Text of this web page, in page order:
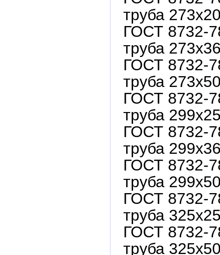
труба
ГОСТ 8732-
труба
ГОСТ 8732-
труба
ГОСТ 8732-
труба
ГОСТ 8732-
труба
ГОСТ 8732-
труба
ГОСТ 8732-
труба
ГОСТ 8732-
труба